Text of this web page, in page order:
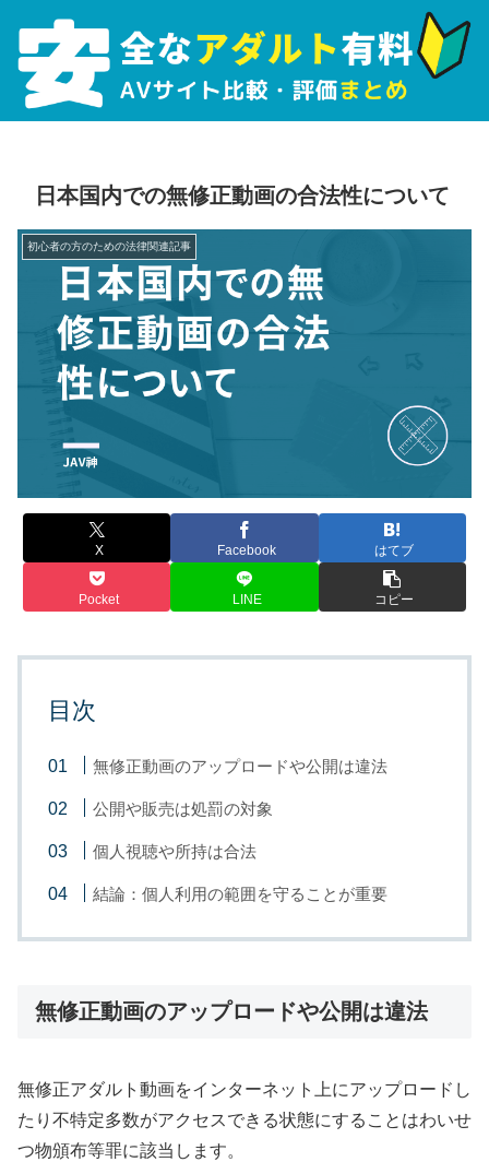
日本国内での無修正動画の合法性について
初心者の方のための法律関連記事
X Facebook はてブ
Pocket LINE コピー
目次
無修正動画のアップロードや公開は違法
公開や販売は処罰の対象
個人視聴や所持は合法
結論：個人利用の範囲を守ることが重要
無修正動画のアップロードや公開は違法
無修正アダルト動画をインターネット上にアップロードし
たり不特定多数がアクセスできる状態にすることはわいせ
つ物頒布等罪に該当します。